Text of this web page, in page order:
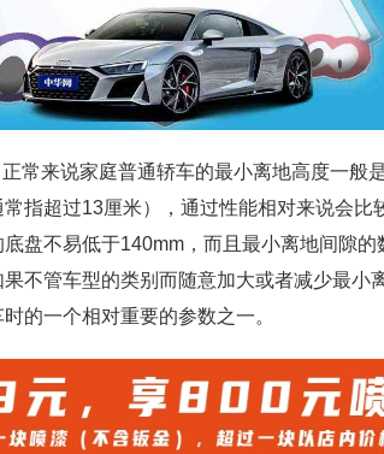
常来说家庭普通轿车的最小离地高度一般
指超过13厘米），通过性能相对来说会比
盘不易低于140mm，而且最小离地间隙
不管车型的类别而随意加大或者减少最小
的一个相对重要的参数之一。